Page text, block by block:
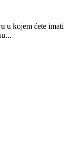
u kojem ćete imati